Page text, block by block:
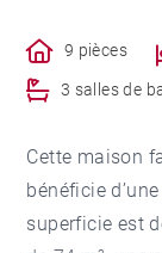
9 pièces
3 salles de
Cette maison
bénéficie
superficie est